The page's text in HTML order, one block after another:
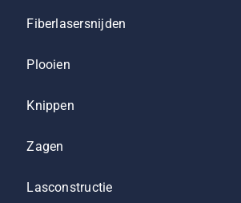
Fiberlasersnijden
Plooien
Knippen
Zagen
Lasconstructie